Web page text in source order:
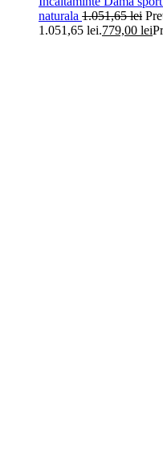
naturala 1.051,65lei
1.051,65 lei.779,00 lei